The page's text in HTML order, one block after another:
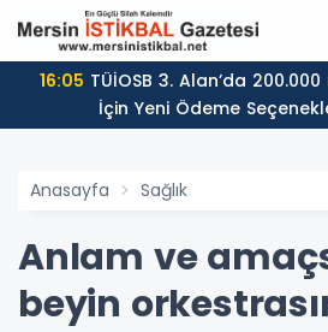
16:05
İçin Yeni Ödeme
Anasayfa Sağlık
Anlam ve
beyin